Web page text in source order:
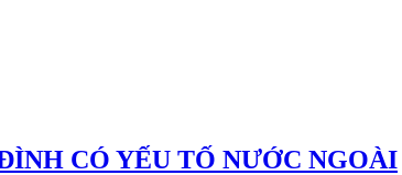
CÓ YẾU TỐ NƯỚC NGOÀI